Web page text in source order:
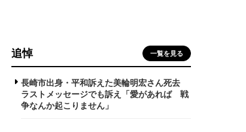
追悼 一覧を見る
長崎市出身・平和訴えた美輪明宏さん死去
ラストメッセージでも訴え「愛があれば 戦
争なんか起こりません」